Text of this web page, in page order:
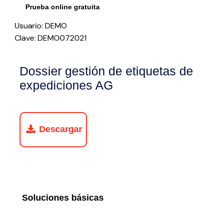
Prueba online gratuita
Usuario: DEMO
Clave: DEMO072021
Dossier gestión de etiquetas de
expediciones AG
Descargar
Soluciones básicas